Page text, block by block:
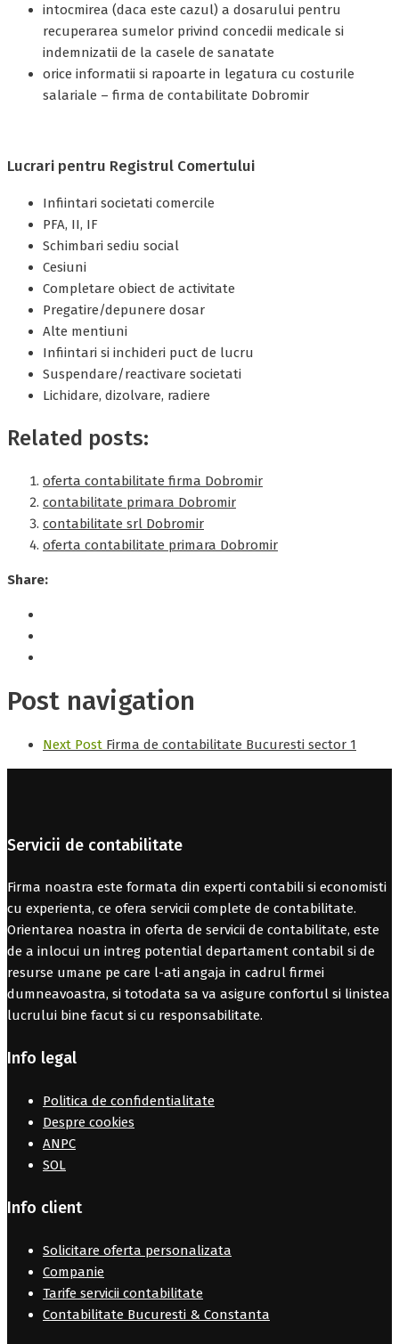
intocmirea (daca este cazul) a dosarului pentru
recuperarea sumelor privind concedii medicale si
indemnizatii de la casele de sanatate
orice informatii si rapoarte in legatura cu costurile
salariale – firma de contabilitate Dobromir
Lucrari pentru Registrul Comertului
Infiintari societati comercile
PFA, II, IF
Schimbari sediu social
Cesiuni
Completare obiect de activitate
Pregatire/depunere dosar
Alte mentiuni
Infiintari si inchideri puct de lucru
Suspendare/reactivare societati
Lichidare, dizolvare, radiere
Related posts:
oferta contabilitate firma Dobromir
contabilitate primara Dobromir
contabilitate srl Dobromir
oferta contabilitate primara Dobromir
Share:
Post navigation
Next Post Firma de contabilitate Bucuresti sector 1
Servicii de contabilitate
Firma noastra este formata din experti contabili si economisti
cu experienta, ce ofera servicii complete de contabilitate.
Orientarea noastra in oferta de servicii de contabilitate, este
de a inlocui un intreg potential departament contabil si de
resurse umane pe care l-ati angaja in cadrul firmei
dumneavoastra, si totodata sa va asigure confortul si linistea
lucrului bine facut si cu responsabilitate.
Info legal
Politica de confidentialitate
Despre cookies
ANPC
SOL
Info client
Solicitare oferta personalizata
Companie
Tarife servicii contabilitate
Contabilitate Bucuresti & Constanta